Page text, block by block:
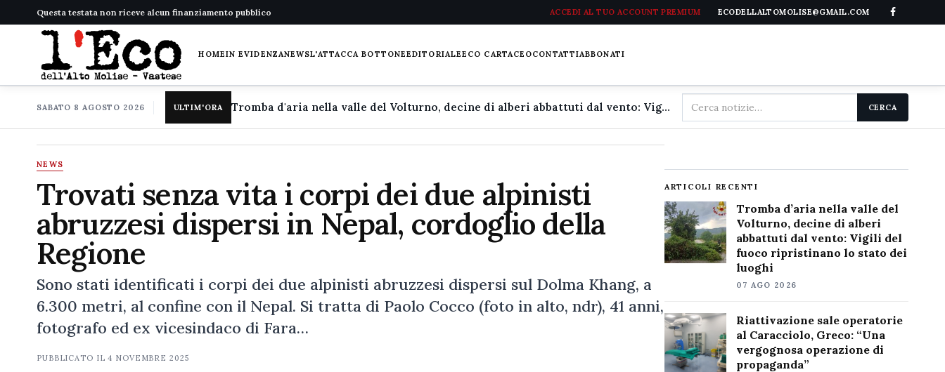
Questa testata non riceve alcun finanziamento pubblico ACCEDI AL TUO ACCOUNT PREMIUM ECODELLALTOMOLISE@GMAIL.COM
HOMEIN EVIDENZANEWSL'ATTACCA BOTTONEEDITORIALEECO CARTACEOCONTATTIABBONATI
SABATO 8 AGOSTO 2026 ULTIM'ORA Tromba d'aria nella valle del Volturno, decine di alberi abbattuti dal vento: Vigili del fuoco ripristinano lo stato dei luoghi
Cerca
nel
CERCA
NEWS
Trovati senza vita i corpi dei due alpinisti
abruzzesi dispersi in Nepal, cordoglio della
Regione
Sono stati identificati i corpi dei due alpinisti abruzzesi dispersi sul Dolma Khang, a
6.300 metri, al confine con il Nepal. Si tratta di Paolo Cocco (foto in alto, ndr), 41 anni,
fotografo ed ex vicesindaco di Fara…
PUBBLICATO IL4 NOVEMBRE 2025
ARTICOLI RECENTI
Tromba d’aria nella valle del
Volturno, decine di alberi
abbattuti dal vento: Vigili del
fuoco ripristinano lo stato dei
luoghi
07 AGO 2026
Riattivazione sale operatorie
al Caracciolo, Greco: “Una
vergognosa operazione di
propaganda”